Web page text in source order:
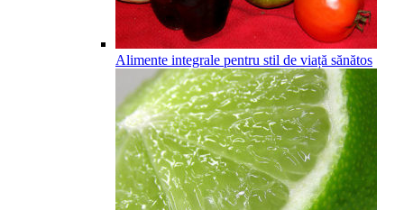
Alimente integrale pentru stil de viață sănătos